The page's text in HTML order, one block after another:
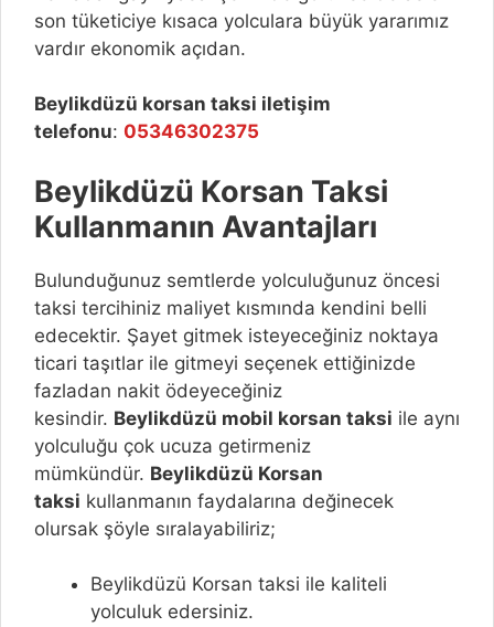
son tüketiciye kısaca yolculara büyük yararımız
vardır ekonomik açıdan.
Beylikdüzü korsan taksi iletişim
telefonu: 05346302375
Beylikdüzü Korsan Taksi
Kullanmanın Avantajları
Bulunduğunuz semtlerde yolculuğunuz öncesi
taksi tercihiniz maliyet kısmında kendini belli
edecektir. Şayet gitmek isteyeceğiniz noktaya
ticari taşıtlar ile gitmeyi seçenek ettiğinizde
fazladan nakit ödeyeceğiniz
kesindir. Beylikdüzü mobil korsan taksi ile aynı
yolculuğu çok ucuza getirmeniz
mümkündür. Beylikdüzü Korsan
taksi kullanmanın faydalarına değinecek
olursak şöyle sıralayabiliriz;
Beylikdüzü Korsan taksi ile kaliteli
yolculuk edersiniz.